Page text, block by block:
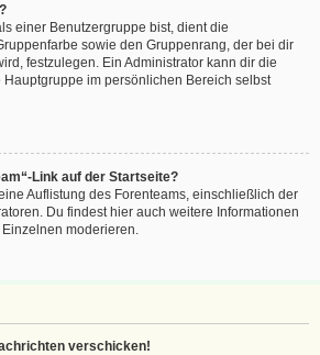
einer Benutzergruppe bist, dient die
sowie den Gruppenrang, der bei dir
festzulegen. Ein Administrator kann dir die
im persönlichen Bereich selbst
Link auf der Startseite?
Auflistung des Forenteams, einschließlich der
Du findest hier auch weitere Informationen
moderieren.
verschicken!